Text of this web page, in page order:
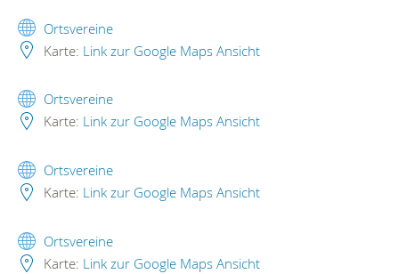
Ortsvereine
Karte: Link zur Google Maps Ansicht
Ortsvereine
Karte: Link zur Google Maps Ansicht
Ortsvereine
Karte: Link zur Google Maps Ansicht
Ortsvereine
Karte: Link zur Google Maps Ansicht